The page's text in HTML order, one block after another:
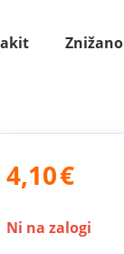
Znižano
4,10€
Ni na zalogi